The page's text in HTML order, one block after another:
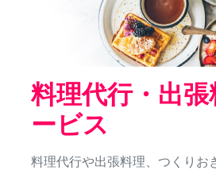
料理代行・出
ービス
料理代行や出張料理、つくりお